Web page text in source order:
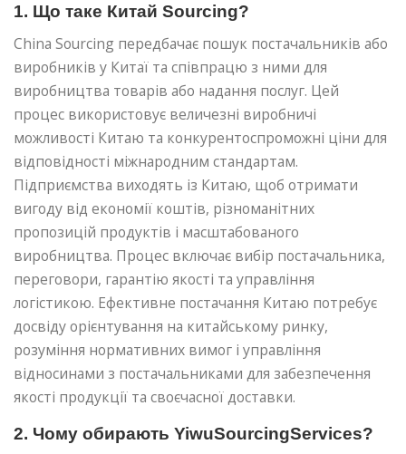
1. Що таке Китай Sourcing?
China Sourcing передбачає пошук постачальників або
виробників у Китаї та співпрацю з ними для
виробництва товарів або надання послуг. Цей
процес використовує величезні виробничі
можливості Китаю та конкурентоспроможні ціни для
відповідності міжнародним стандартам.
Підприємства виходять із Китаю, щоб отримати
вигоду від економії коштів, різноманітних
пропозицій продуктів і масштабованого
виробництва. Процес включає вибір постачальника,
переговори, гарантію якості та управління
логістикою. Ефективне постачання Китаю потребує
досвіду орієнтування на китайському ринку,
розуміння нормативних вимог і управління
відносинами з постачальниками для забезпечення
якості продукції та своєчасної доставки.
2. Чому обирають YiwuSourcingServices?